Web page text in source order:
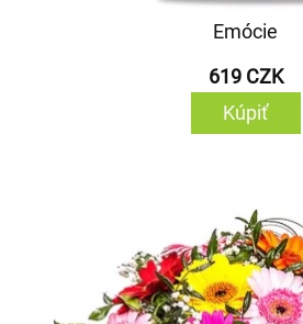
Emócie
619 CZK
Kúpiť